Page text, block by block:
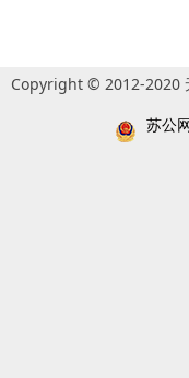
Copyright © 2012-2020
苏公